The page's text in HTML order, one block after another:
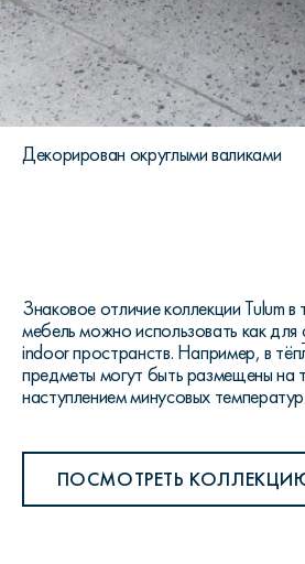
Декорирован округлыми валиками
Знаковое отличие коллекции Tulumв
мебель можно использовать как для
indoorпространств. Например, в
предметы могут быть размещены на
наступлением минусовых
ПОСМОТРЕТЬ